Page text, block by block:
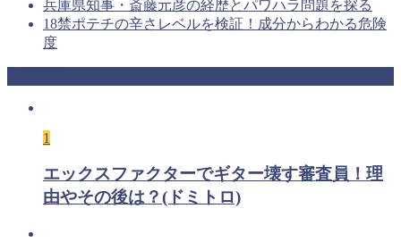
兵庫県知事・斎藤元彦の経歴とパワハラ問題を探る
18禁ポテチの辛さレベルを検証！成分からわかる危険
度
1
エックスファクターでギター壊す審査員！理
由やその後は？(ドミトロ)